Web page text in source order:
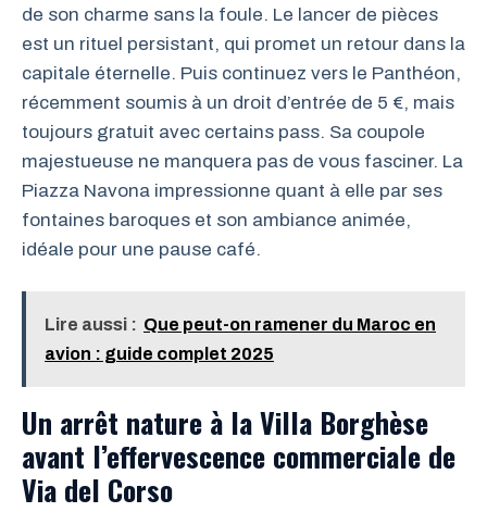
de son charme sans la foule. Le lancer de pièces
est un rituel persistant, qui promet un retour dans la
capitale éternelle. Puis continuez vers le Panthéon,
récemment soumis à un droit d’entrée de 5 €, mais
toujours gratuit avec certains pass. Sa coupole
majestueuse ne manquera pas de vous fasciner. La
Piazza Navona impressionne quant à elle par ses
fontaines baroques et son ambiance animée,
idéale pour une pause café.
Lire aussi : Que peut-on ramener du Maroc en
avion : guide complet 2025
Un arrêt nature à la Villa Borghèse
avant l’effervescence commerciale de
Via del Corso